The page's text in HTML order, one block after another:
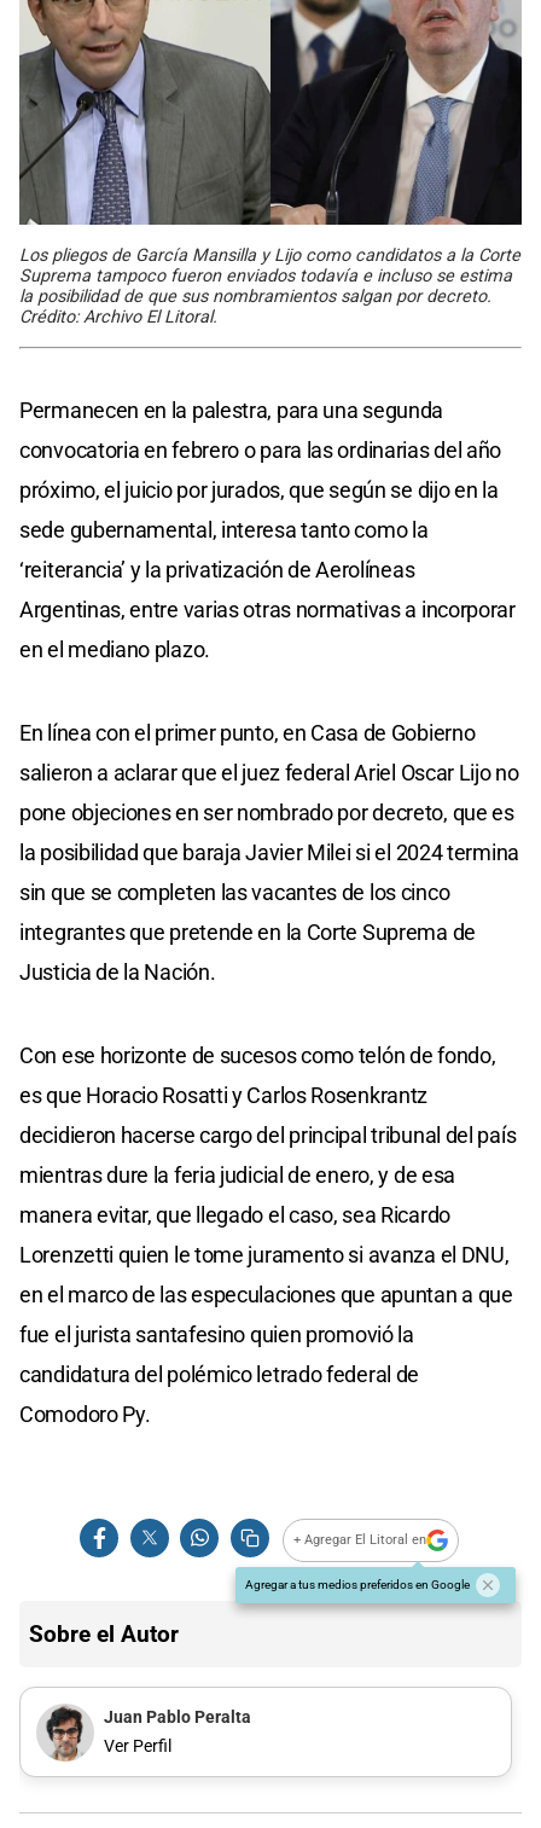
Los pliegos de García Mansilla y Lijo como candidatos a la Corte
Suprema tampoco fueron enviados todavía e incluso se estima
la posibilidad de que sus nombramientos salgan por decreto.
Crédito: Archivo El Litoral.
Permanecen en la palestra, para una segunda
convocatoria en febrero o para las ordinarias del año
próximo, el juicio por jurados, que según se dijo en la
sede gubernamental, interesa tanto como la
‘reiterancia’ y la privatización de Aerolíneas
Argentinas, entre varias otras normativas a incorporar
en el mediano plazo.
En línea con el primer punto, en Casa de Gobierno
salieron a aclarar que el juez federal Ariel Oscar Lijo no
pone objeciones en ser nombrado por decreto, que es
la posibilidad que baraja Javier Milei si el 2024 termina
sin que se completen las vacantes de los cinco
integrantes que pretende en la Corte Suprema de
Justicia de la Nación.
Con ese horizonte de sucesos como telón de fondo,
es que Horacio Rosatti y Carlos Rosenkrantz
decidieron hacerse cargo del principal tribunal del país
mientras dure la feria judicial de enero, y de esa
manera evitar, que llegado el caso, sea Ricardo
Lorenzetti quien le tome juramento si avanza el DNU,
en el marco de las especulaciones que apuntan a que
fue el jurista santafesino quien promovió la
candidatura del polémico letrado federal de
Comodoro Py.
+ Agregar El Litoral en
Agregar a tus medios preferidos en Google
Sobre el Autor
Juan Pablo Peralta
Ver Perfil